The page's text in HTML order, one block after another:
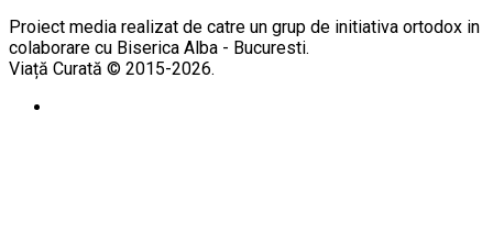
Proiect media realizat de catre un grup de initiativa ortodox in
colaborare cu Biserica Alba - Bucuresti.
Viață Curată © 2015-2026.